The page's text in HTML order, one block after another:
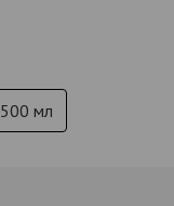
500 мл